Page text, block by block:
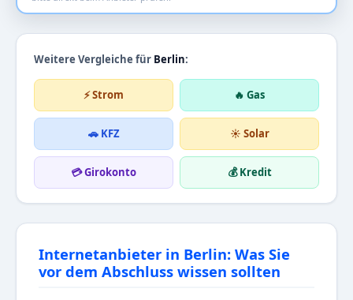
Weitere Vergleiche für Berlin:
⚡ Strom 🔥 Gas
🚗 KFZ ☀️ Solar
💳 Girokonto 💰 Kredit
Internetanbieter in Berlin: Was Sie
vor dem Abschluss wissen sollten